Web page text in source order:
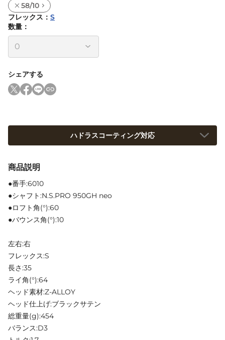
58/10
フレックス ： S
数量：
シェアする
ハドラスコーティング対応
商品説明
●番手:6010
●シャフト:N.S.PRO 950GH neo
●ロフト角(°):60
●バウンス角(°):10
左右:右
フレックス:S
長さ:35
ライ角(°):64
ヘッド素材:Z-ALLOY
ヘッド仕上げ:ブラックサテン
総重量(g):454
バランス:D3